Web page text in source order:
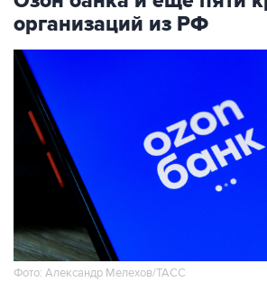
Фото: Александр Мелехов/ТАСС
Москва. 6 августа. INTERFAX.RU -